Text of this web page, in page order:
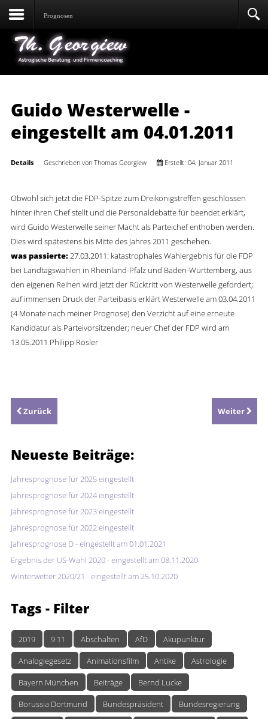
Prognosen
Guido Westerwelle -
eingestellt am 04.01.2011
Details Geschrieben von Thomas Georgiew Erstellt: 04. Januar 2011
Obwohl sich jetzt die FDP-Spitze zum Dreikönigstreffen geschlossen
hinter ihren Chef stellt und die Personaldebatte für beendet erklärt,
wird Guido Westerwelle seiner Macht als Parteichef enthoben werden.
Dies wird spätestens bis Mitte des Jahres 2011 geschehen.
was passierte:27.03.2011: katastrophales Wahlergebnis für die FDP
bei Landtagswahlen in Rheinland-Pfalz und Baden-Württemberg, aus
den eigenen Reihen wird jetzt der Rücktritt von Westerwelle gefordert;
auf immensen Druck der Parteibasis erklärt Westerwelle am 03.04.2011
(4 Monate nach meiner Prognose) den Verzicht auf eine erneute
Kandidatur als Parteivorsitzender; neuer Chef der FDP wird am
13.05.2011 Philipp Rösler
Zurück Weiter
Neueste Beiträge:
Jahresprognose für 2025 eingestellt
Jahresprognose für 2024 eingestellt
Jahresprognose für 2023 eingestellt
Jahresprognose für 2022 eingestellt
Jahresprognose D - eingestellt am 01.01.2021
Ergebnis der US-Wahl 2020 - eingestellt am 08.11.2020
Winterwetter 2020/21 - eingestellt am 25.10.2020
Tags - Filter
2019 9 11 Abschalten AfD
Akupunktur
Analogiegesetz
Animationsfilm Antike
Astrologie
Bayern München
Beiträge
Bernd Lucke
Borussia Dortmund
Bundespräsident
Bundesregierung